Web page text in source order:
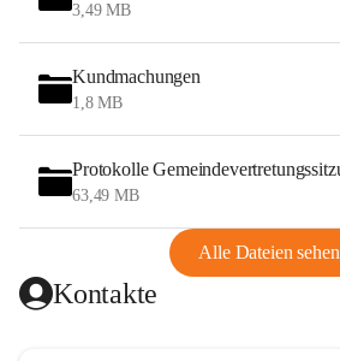
3,49 MB
Kundmachungen
1,8 MB
Protokolle
63,49 MB
Alle Dateien sehen
Kontakte